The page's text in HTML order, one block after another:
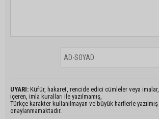
UYARI: Küfür, hakaret, rencide edici cümleler veya imalar,
içeren, imla kuralları ile yazılmamış,
Türkçe karakter kullanılmayan ve büyük harflerle
onaylanmamaktadır.